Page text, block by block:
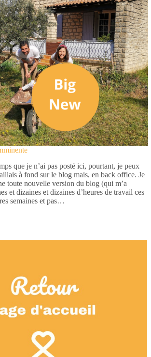
que je n’ai pas posté ici, pourtant, je peux
à fond sur le blog mais, en back office. Je
toute nouvelle version du blog (qui m’a
et dizaines et dizaines d’heures de travail ces
semaines et pas…